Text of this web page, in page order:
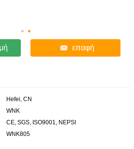
επαφή
Hefei, CN
WNK
CE, SGS, ISO9001, NEPSI
WNK805